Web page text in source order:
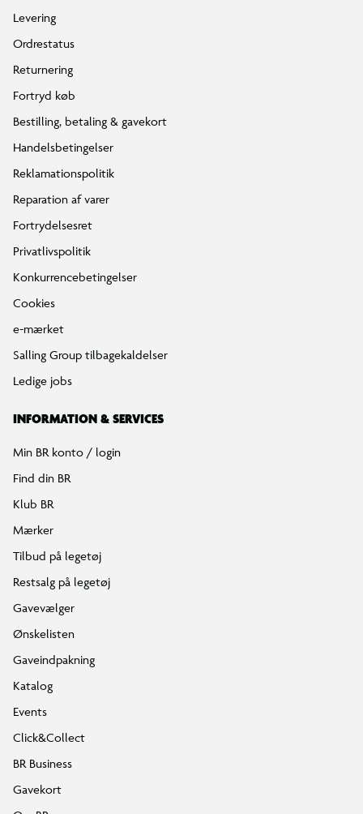
Levering
Ordrestatus
Returnering
Fortryd køb
Bestilling, betaling & gavekort
Handelsbetingelser
Reklamationspolitik
Reparation af varer
Fortrydelsesret
Privatlivspolitik
Konkurrencebetingelser
Cookies
e-mærket
Salling Group tilbagekaldelser
Ledige jobs
INFORMATION & SERVICES
Min BR konto / login
Find din BR
Klub BR
Mærker
Tilbud på legetøj
Restsalg på legetøj
Gavevælger
Ønskelisten
Gaveindpakning
Katalog
Events
Click&Collect
BR Business
Gavekort